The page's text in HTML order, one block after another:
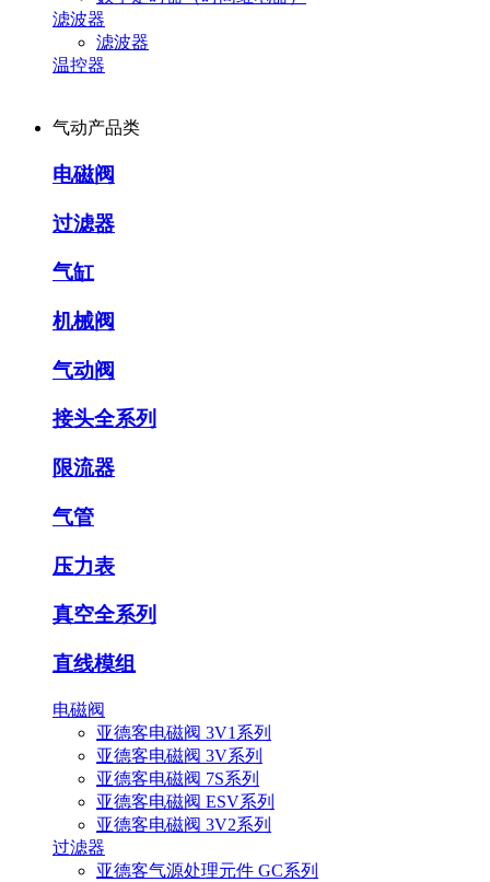
滤波器
滤波器
温控器
气动产品类
电磁阀
过滤器
气缸
机械阀
气动阀
接头全系列
限流器
气管
压力表
真空全系列
直线模组
电磁阀
亚德客电磁阀 3V1系列
亚德客电磁阀 3V系列
亚德客电磁阀 7S系列
亚德客电磁阀 ESV系列
亚德客电磁阀 3V2系列
过滤器
亚德客气源处理元件 GC系列